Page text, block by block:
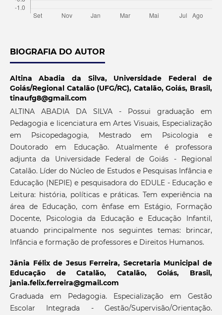
BIOGRAFIA DO AUTOR
Altina Abadia da Silva, Universidade Federal de
Goiás/Regional Catalão (UFG/RC), Catalão, Goiás, Brasil,
tinaufg8@gmail.com
ALTINA ABADIA DA SILVA - Possui graduação em
Pedagogia e licenciatura em Artes Visuais, Especialização
em Psicopedagogia, Mestrado em Psicologia e
Doutorado em Educação. Atualmente é professora
adjunta da Universidade Federal de Goiás - Regional
Catalão. Líder do Núcleo de Estudos e Pesquisas Infância e
Educação (NEPIE) e pesquisadora do EDULE - Educação e
Leitura: história, políticas e práticas. Tem experiência na
área de Educação, com ênfase em Estágio, Formação
Docente, Psicologia da Educação e Educação Infantil,
atuando principalmente nos seguintes temas: brincar,
Infância e formação de professores e Direitos Humanos.
Jânia Félix de Jesus Ferreira, Secretaria Municipal de
Educação de Catalão, Catalão, Goiás, Brasil,
jania.felix.ferreira@gmail.com
Graduada em Pedagogia. Especialização em Gestão
Escolar Integrada - Gestão/Supervisão/Orientação.